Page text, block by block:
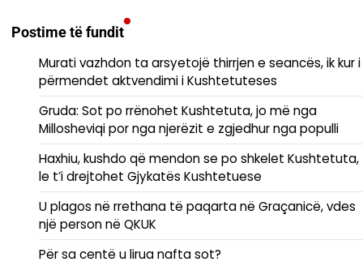
Postime të fundit
Murati vazhdon ta arsyetojë thirrjen e seancës, ik kur i
përmendet aktvendimi i Kushtetuteses
Gruda: Sot po rrënohet Kushtetuta, jo më nga
Millosheviqi por nga njerëzit e zgjedhur nga populli
Haxhiu, kushdo që mendon se po shkelet Kushtetuta,
le t’i drejtohet Gjykatës Kushtetuese
U plagos në rrethana të paqarta në Graçanicë, vdes
një person në QKUK
Për sa centë u lirua nafta sot?